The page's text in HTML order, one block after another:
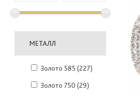
МЕТАЛЛ
Золото 585 (227)
Золото 750 (29)